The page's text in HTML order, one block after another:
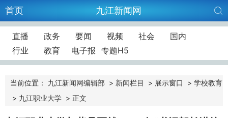
首页 九江新闻网
直播 政务 要闻 视频 社会
国内
行业
教育 电子报 专题H5
当前位置： 九江新闻网编辑部 > 新闻栏目 > 展示窗口 > 学校教育
> 九江职业大学 > 正文